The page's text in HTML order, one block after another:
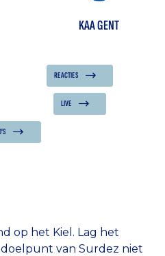
KAA GENT
REACTIES
LIVE
op het Kiel. Lag het
van Surdez niet